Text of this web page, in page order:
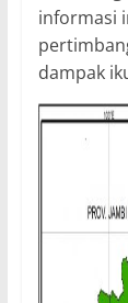
informasi
dampak